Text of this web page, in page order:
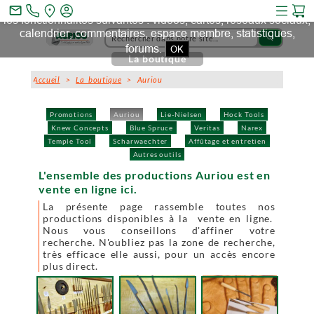
search
Promotions Auriou Lie-Nielsen
Hock Tools
Knew Concepts
Blue Spruce Veritas
Narex
Temple Tool
Scharwaechter
Affûtage et entretien
Autres outils
La boutique
Accueil >La boutique > Auriou
L'ensemble des productions Auriou est en
vente en ligne ici.
La présente page rassemble toutes nos
productions disponibles à la vente en ligne.
Nous vous conseillons d'affiner votre
recherche. N'oubliez pas la zone de recherche,
très efficace elle aussi, pour un accès encore
plus direct.
mail_outline
Ce site et des sites tiers qu'il utilise collectent des cookies pour
les fonctionnalités suivantes : vidéos, cartes, réseaux sociaux,
calendrier, commentaires, espace membre, statistiques,
forums. OK